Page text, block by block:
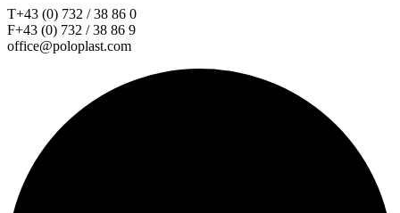
T+43 (0) 732 / 38 86 0
F+43 (0) 732 / 38 86 9
office@poloplast.com